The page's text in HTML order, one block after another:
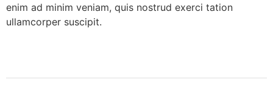
enim ad minim veniam, quis nostrud exerci tation
ullamcorper suscipit.